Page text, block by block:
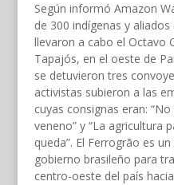
Según informó Amazon
de 300 indígenas y
llevaron a cabo el Octavo
Tapajós, en el oeste de
se detuvieron tres
activistas subieron a las
cuyas consignas eran:
veneno” y “La agricultura
queda”. El Ferrogrão es
gobierno brasileño para
centro-oeste del país